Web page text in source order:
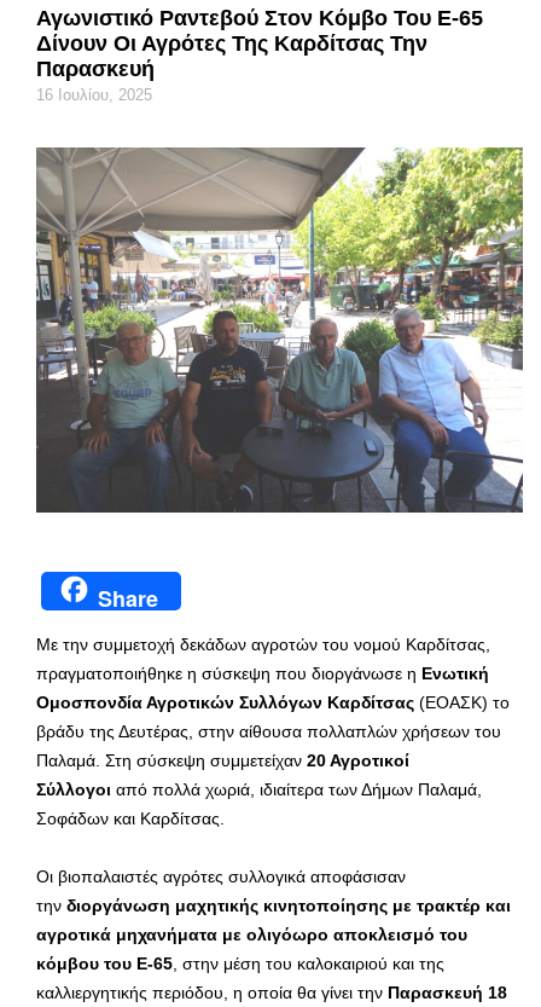
Αγωνιστικό Ραντεβού Στον Κόμβο Του Ε-65
Δίνουν Οι Αγρότες Της Καρδίτσας Την
Παρασκευή
16 Ιουλίου, 2025
Share
Με την συμμετοχή δεκάδων αγροτών του νομού Καρδίτσας,
πραγματοποιήθηκε η σύσκεψη που διοργάνωσε η Ενωτική
Ομοσπονδία Αγροτικών Συλλόγων Καρδίτσας (ΕΟΑΣΚ) το
βράδυ της Δευτέρας, στην αίθουσα πολλαπλών χρήσεων του
Παλαμά. Στη σύσκεψη συμμετείχαν 20 Αγροτικοί
Σύλλογοι από πολλά χωριά, ιδιαίτερα των Δήμων Παλαμά,
Σοφάδων και Καρδίτσας.
Οι βιοπαλαιστές αγρότες συλλογικά αποφάσισαν
την διοργάνωση μαχητικής κινητοποίησης με τρακτέρ και
αγροτικά μηχανήματα με ολιγόωρο αποκλεισμό του
κόμβου του Ε-65 , στην μέση του καλοκαιριού και της
καλλιεργητικής περιόδου, η οποία θα γίνει την Παρασκευή 18